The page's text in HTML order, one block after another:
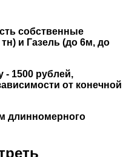
собственные
и Газель (до 6м, до
- 1500 рублей,
от конечной
длинномерного